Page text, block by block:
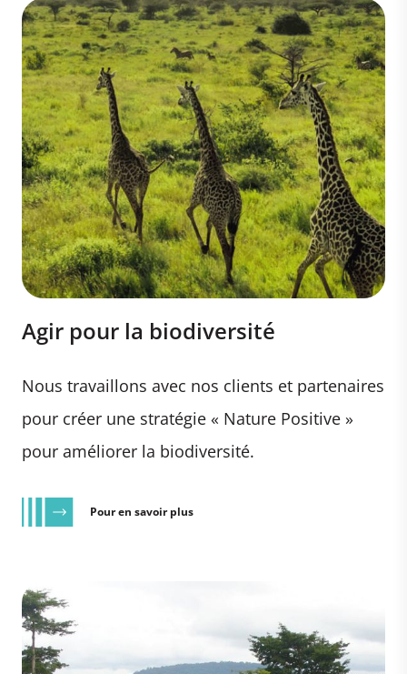
Agir pour la biodiversité
Nous travaillons avec nos clients et partenaires
pour créer une stratégie « Nature Positive »
pour améliorer la biodiversité.
Pour en savoir plus